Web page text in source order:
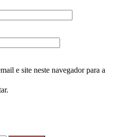
e site neste navegador para a